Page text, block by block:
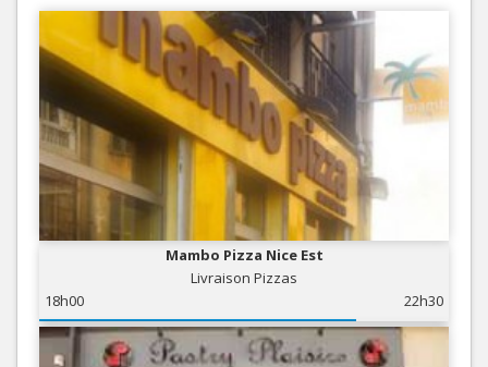
Mambo Pizza Nice Est
Livraison Pizzas
18h00
22h30